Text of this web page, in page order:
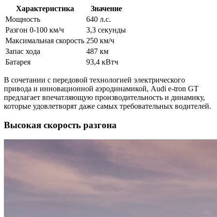
Характеристика
Значение
Мощность
640 л.с.
Разгон 0-100 км/ч
3,3 секунды
Максимальная скорость 250 км/ч
Запас хода
487 км
Батарея
93,4 кВтч
В сочетании с передовой технологией электрического
привода и инновационной аэродинамикой, Audi e-tron GT
предлагает впечатляющую производительность и динамику,
которые удовлетворят даже самых требовательных водителей.
Высокая скорость разгона